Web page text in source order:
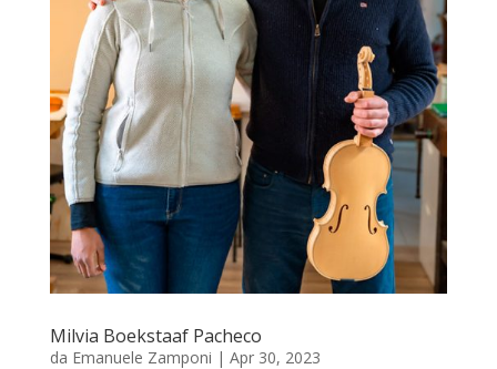
Milvia Boekstaaf Pacheco
da Emanuele Zamponi | Apr 30, 2023